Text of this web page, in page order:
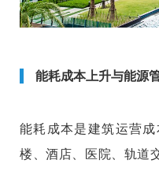
能耗成本上升与能源
能耗成本是建筑运营
楼、酒店、医院、轨道